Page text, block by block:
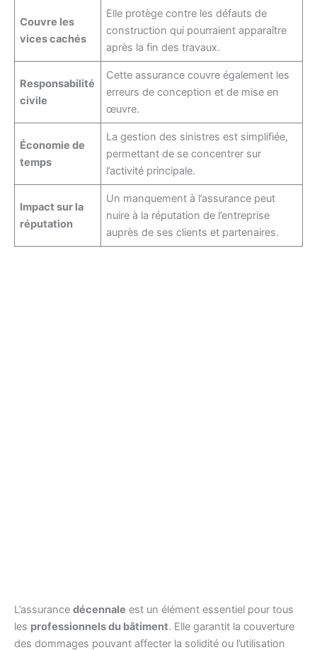
Couvre les
vices cachés
Elle protège contre les défauts de
construction qui pourraient apparaître
après la fin des travaux.
Responsabilité
civile
Cette assurance couvre également les
erreurs de conception et de mise en
œuvre.
Économie de
temps
La gestion des sinistres est simplifiée,
permettant de se concentrer sur
l’activité principale.
Impact sur la
réputation
Un manquement à l’assurance peut
nuire à la réputation de l’entreprise
auprès de ses clients et partenaires.
L’assurance décennale est un élément essentiel pour tous
les professionnels du bâtiment. Elle garantit la couverture
des dommages pouvant affecter la solidité ou l’utilisation